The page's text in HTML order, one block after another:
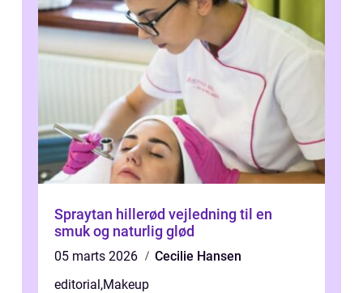
Spraytan hillerød vejledning til en
smuk og naturlig glød
05 marts 2026
Cecilie Hansen
editorial,Makeup